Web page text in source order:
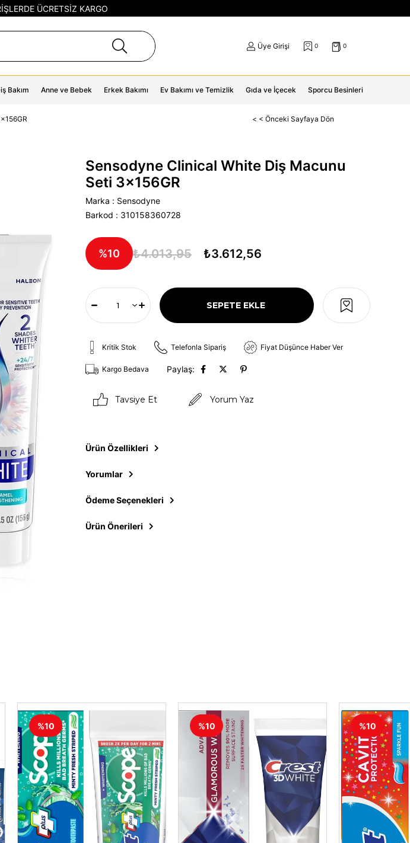
ÜCRETSİZ KARGO
Üye Girişi 0 0
Bakım Anne ve Bebek Erkek Bakımı Ev Bakımı ve Temizlik Gıda ve İçecek Sporcu Besinleri
< < Önceki Sayfaya Dön
Sensodyne Clinical White Diş Macunu
Seti 3x156GR
Marka : Sensodyne
Barkod : 310158360728
10 ₺4.013,95 ₺3.612,56
Kritik Stok Telefonla Sipariş Fiyat Düşünce Haber Ver
Kargo Bedava Paylaş:
Tavsiye Et Yorum Yaz
Ürün Özellikleri
Yorumlar
Ödeme Seçenekleri
Ürün Önerileri
%10 %10 %10